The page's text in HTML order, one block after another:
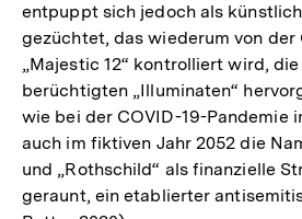
entpuppt sich jedoch als
gezüchtet, das wiederum von der
„Majestic 12“ kontrolliert wird,
berüchtigten „Illuminaten“
wie bei der COVID-19-Pandemie
auch im fiktiven Jahr 2052 die
und „Rothschild“ als finanzielle
geraunt, ein etablierter